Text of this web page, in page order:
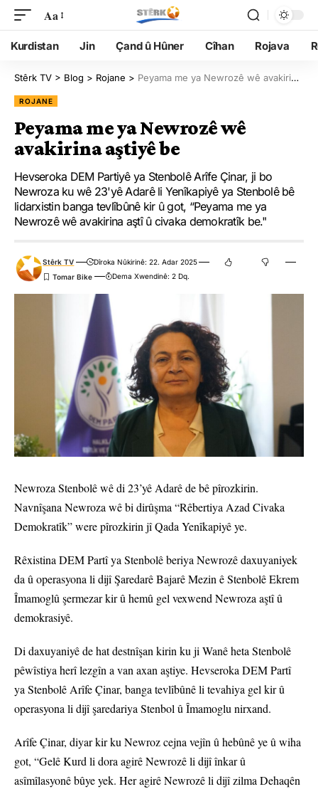
Aa
Kurdistan Jin Çand û Hûner Cîhan Rojava
Stêrk TV > Blog > Rojane > Peyama me ya Newrozê wê avakirina aştiyê be
ROJANE
Peyama me ya Newrozê wê
avakirina aştiyê be
Hevseroka DEM Partiyê ya Stenbolê Arîfe Çinar, ji bo
Newroza ku wê 23'yê Adarê li Yenîkapiyê ya Stenbolê bê
lidarxistin banga tevlîbûnê kir û got, “Peyama me ya
Newrozê wê avakirina aştî û civaka demokratîk be."
Stêrk TV
Dîroka Nûkirinê: 22. Adar 2025
Dema Xwendinê: 2 Dq.
Newroza Stenbolê wê di 23’yê Adarê de bê pîrozkirin.
Navnîşana Newroza wê bi dirûşma “Rêbertiya Azad Civaka
Demokratîk” were pîrozkirin jî Qada Yenîkapiyê ye.
Rêxistina DEM Partî ya Stenbolê beriya Newrozê daxuyaniyek
da û operasyona li dijî Şaredarê Bajarê Mezin ê Stenbolê Ekrem
Îmamoglû şermezar kir û hemû gel vexwend Newroza aştî û
demokrasiyê.
Di daxuyaniyê de hat destnîşan kirin ku ji Wanê heta Stenbolê
pêwîstiya herî lezgîn a van axan aştiye. Hevseroka DEM Partî
ya Stenbolê Arîfe Çinar, banga tevlîbûnê li tevahiya gel kir û
operasyona li dijî şaredariya Stenbol û Îmamoglu nirxand.
Arîfe Çinar, diyar kir ku Newroz cejna vejîn û hebûnê ye û wiha
got, “Gelê Kurd li dora agirê Newrozê li dijî înkar û
asîmîlasyonê bûye yek. Her agirê Newrozê li dijî zilma Dehaqên